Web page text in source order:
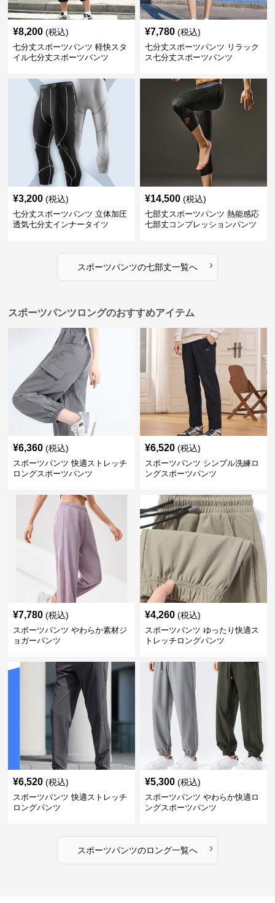
¥8,200 (税込)
七分丈スポーツパンツ 軽快スタ
イル七分丈スポーツパンツ
¥7,780 (税込)
七分丈スポーツパンツ リラック
ス七分丈スポーツパンツ
¥3,200 (税込)
七分丈スポーツパンツ 立体加圧
透気七分丈インナータイツ
¥14,500 (税込)
七部丈スポーツパンツ 熱能感応
七部丈コンプレッションパンツ
スポーツパンツの七部丈一覧へ ›
スポーツパンツロングのおすすめアイテム
¥6,360 (税込)
スポーツパンツ 快適ストレッチ
ロングスポーツパンツ
¥6,520 (税込)
スポーツパンツ シンプル洗練ロ
ングスポーツパンツ
¥7,780 (税込)
スポーツパンツ やわらか素材ジ
ョガーパンツ
¥4,260 (税込)
スポーツパンツ ゆったり快適ス
トレッチロングパンツ
¥6,520 (税込)
スポーツパンツ 快適ストレッチ
ロングパンツ
¥5,300 (税込)
スポーツパンツ やわらか快適ロ
ングスポーツパンツ
スポーツパンツのロング一覧へ ›